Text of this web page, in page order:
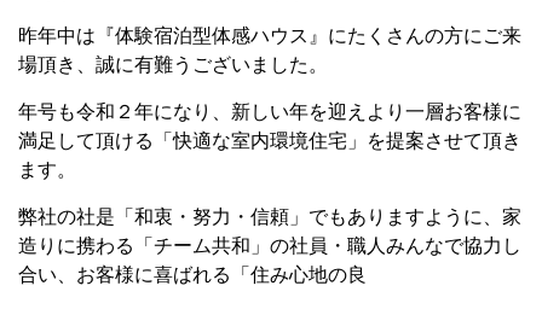
昨年中は『体験宿泊型体感ハウス』にたくさんの方にご来
場頂き、誠に有難うございました。
年号も令和２年になり、新しい年を迎えより一層お客様に
満足して頂ける「快適な室内環境住宅」を提案させて頂き
ます。
弊社の社是「和衷・努力・信頼」でもありますように、家
造りに携わる「チーム共和」の社員・職人みんなで協力し
合い、お客様に喜ばれる「住み心地の良